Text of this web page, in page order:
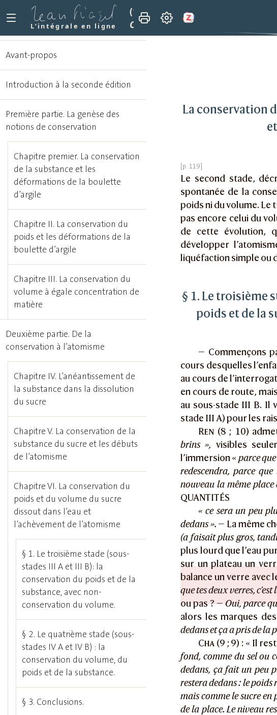
L’intégrale en ligne
(1962)
Le développement des
Chapitre VI. La conservation du
La conservation
Le second stade,
spontanée de la
poids ni du volume. Le
pas encore celui du
de cette évolution,
développer
liquéfaction simple ou
§ 1. Le troisième
poids et de la
— Commençons
cours desquelles
au cours de
en cours de route,
au sous-stade III B. Il
stade III A) pour les
Ren (8 ; 10)
brins », visibles
l’immersion « parce
redescendra, parce
nouveau la même place
QUANTITÉS
« ce sera un peu
dedans ». — La même
(a faisait plus gros,
plus lourd que l’eau
sur un plateau un
balance un verre avec
que tes deux verres,
ou pas ? —Oui, parce
alors les marques
dedans et ça a pris de la
Cha (9 ; 9) : « Il
fond, comme du sel ou
dedans, ça fait un peu
restera dedans : le poids
mais comme le sucre en
de la place. Le niveau
Avant-propos
Introduction à la seconde édition
Première partie. La genèse des
notions de conservation
Chapitre premier. La conservation
de la substance et les
déformations de la boulette
d’argile
Chapitre II. La conservation du
poids et les déformations de la
boulette d’argile
Chapitre III. La conservation du
volume à égale concentration de
matière
Deuxième partie. De la
conservation à l’atomisme
Chapitre IV. L’anéantissement de
la substance dans la dissolution
du sucre
Chapitre V. La conservation de la
substance du sucre et les débuts
de l’atomisme
Chapitre VI. La conservation du
poids et du volume du sucre
dissout dans l’eau et
l’achèvement de l’atomisme
§ 1. Le troisième stade (sous-
stades III A et III B): la
conservation du poids et de la
substance, avec non-
conservation du volume.
§ 2. Le quatrième stade (sous-
stades IV A et IV B) : la
conservation du volume, du
poids et de la substance.
§ 3. Conclusions.